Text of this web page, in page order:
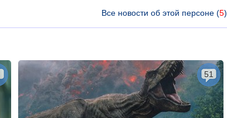
Все новости об этой персоне (5)
51